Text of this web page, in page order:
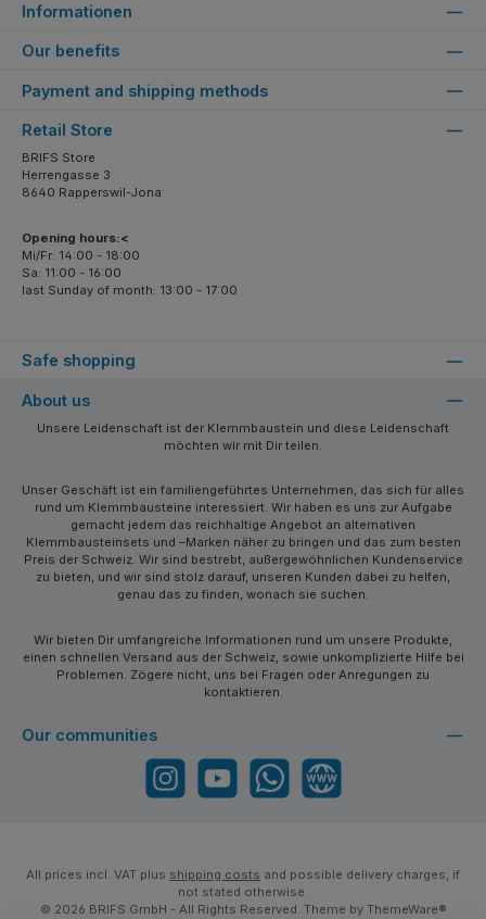
Informationen
Our benefits
Payment and shipping methods
Safe shopping
Retail Store
BRIFS Store
Herrengasse 3
8640 Rapperswil-Jona
Opening hours:<
Mi/Fr: 14:00 - 18:00
Sa: 11:00 - 16:00
last Sunday of month: 13:00 - 17:00
About us
Unsere Leidenschaft ist der Klemmbaustein und diese Leidenschaft
möchten wir mit Dir teilen.
Unser Geschäft ist ein familiengeführtes Unternehmen, das sich für alles
rund um Klemmbausteine interessiert. Wir haben es uns zur Aufgabe
gemacht jedem das reichhaltige Angebot an alternativen
Klemmbausteinsets und –Marken näher zu bringen und das zum besten
Preis der Schweiz. Wir sind bestrebt, außergewöhnlichen Kundenservice
zu bieten, und wir sind stolz darauf, unseren Kunden dabei zu helfen,
genau das zu finden, wonach sie suchen.
Wir bieten Dir umfangreiche Informationen rund um unsere Produkte,
einen schnellen Versand aus der Schweiz, sowie unkomplizierte Hilfe bei
Problemen. Zögere nicht, uns bei Fragen oder Anregungen zu
kontaktieren.
Our communities
Instagram YouTube WhatsApp Website
All prices incl. VAT plus shipping costs and possible delivery charges, if
not stated otherwise.
© 2026 BRIFS GmbH - All Rights Reserved. Theme by ThemeWare®